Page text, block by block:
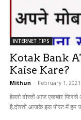
INTERNET TIPS
Kotak Bank
Kaise Kare?
Mithun - February 1, 2021
हेल्लो दोस्तों आज एकबार
है.दोस्तों आजके इस पोस्ट में